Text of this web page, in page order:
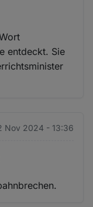
entdeckt. Sie
Nov 2024 - 13:36